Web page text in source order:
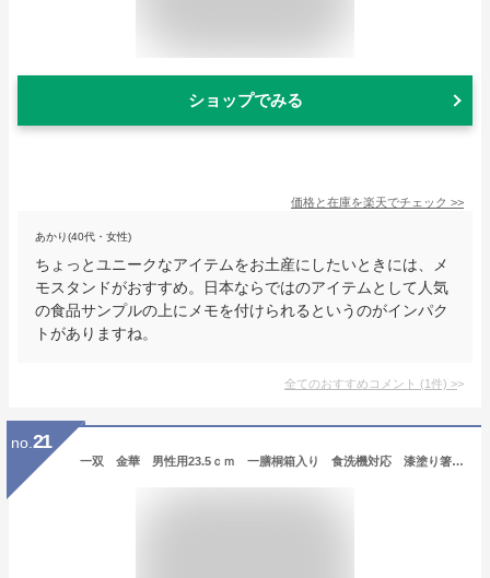
ショップでみる
価格と在庫を楽天でチェック >>
あかり(40代・女性)
ちょっとユニークなアイテムをお土産にしたいときには、メ
モスタンドがおすすめ。日本ならではのアイテムとして人気
の食品サンプルの上にメモを付けられるというのがインパク
トがありますね。
全てのおすすめコメント (1件) >
no. 21
一双 金華 男性用23.5ｃｍ 一膳桐箱入り 食洗機対応 漆塗り箸 父の日 ギフト お祝